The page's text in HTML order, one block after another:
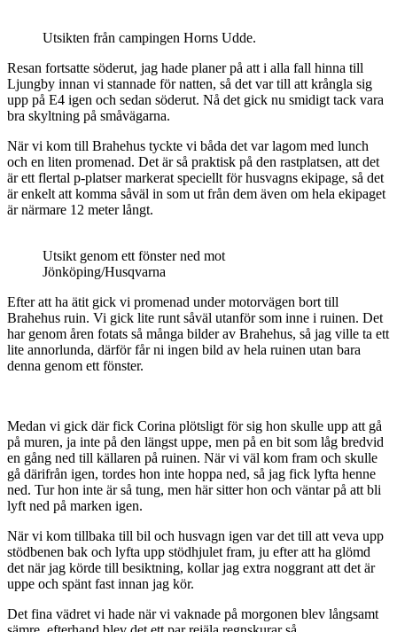
Utsikten från campingen Horns Udde.
Resan fortsatte söderut, jag hade planer på att i alla fall hinna till
Ljungby innan vi stannade för natten, så det var till att krångla sig
upp på E4 igen och sedan söderut. Nå det gick nu smidigt tack vara
bra skyltning på småvägarna.
När vi kom till Brahehus tyckte vi båda det var lagom med lunch
och en liten promenad. Det är så praktisk på den rastplatsen, att det
är ett flertal p-platser markerat speciellt för husvagns ekipage, så det
är enkelt att komma såväl in som ut från dem även om hela ekipaget
är närmare 12 meter långt.
Utsikt genom ett fönster ned mot
Jönköping/Husqvarna
Efter att ha ätit gick vi promenad under motorvägen bort till
Brahehus ruin. Vi gick lite runt såväl utanför som inne i ruinen. Det
har genom åren fotats så många bilder av Brahehus, så jag ville ta ett
lite annorlunda, därför får ni ingen bild av hela ruinen utan bara
denna genom ett fönster.
Medan vi gick där fick Corina plötsligt för sig hon skulle upp att gå
på muren, ja inte på den längst uppe, men på en bit som låg bredvid
en gång ned till källaren på ruinen. När vi väl kom fram och skulle
gå därifrån igen, tordes hon inte hoppa ned, så jag fick lyfta henne
ned. Tur hon inte är så tung, men här sitter hon och väntar på att bli
lyft ned på marken igen.
När vi kom tillbaka till bil och husvagn igen var det till att veva upp
stödbenen bak och lyfta upp stödhjulet fram, ju efter att ha glömd
det när jag körde till besiktning, kollar jag extra noggrant att det är
uppe och spänt fast innan jag kör.
Det fina vädret vi hade när vi vaknade på morgonen blev långsamt